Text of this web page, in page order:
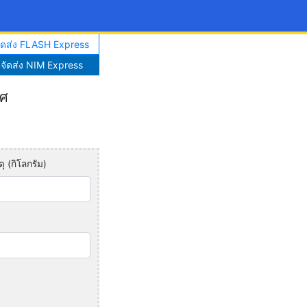
ส่ง FLASH Express
ดส่ง NIM Express
(กิโลกรัม)